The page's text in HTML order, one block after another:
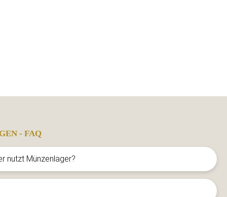
- FAQ
nutzt Münzenlager?